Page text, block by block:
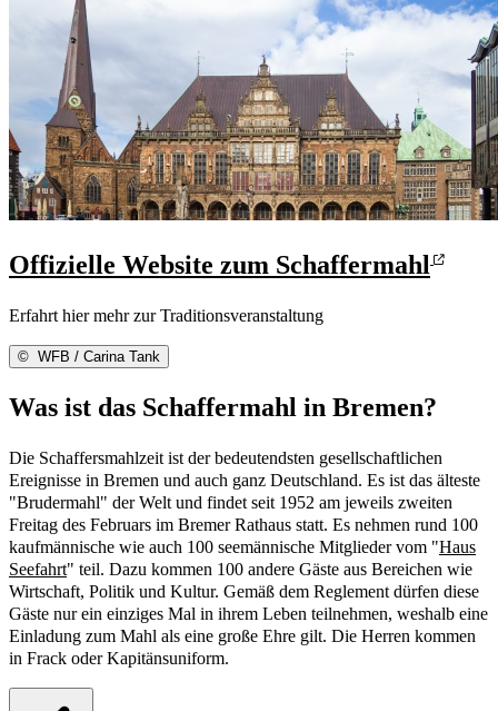
Offizielle Website zum Schaffermahl
Erfahrt hier mehr zur Traditionsveranstaltung
© WFB / Carina Tank
Was ist das Schaffermahl in Bremen?
Die Schaffersmahlzeit ist der bedeutendsten gesellschaftlichen
Ereignisse in Bremen und auch ganz Deutschland. Es ist das älteste
"Brudermahl" der Welt und findet seit 1952 am jeweils zweiten
Freitag des Februars im Bremer Rathaus statt. Es nehmen rund 100
kaufmännische wie auch 100 seemännische Mitglieder vom "Haus
Seefahrt" teil. Dazu kommen 100 andere Gäste aus Bereichen wie
Wirtschaft, Politik und Kultur. Gemäß dem Reglement dürfen diese
Gäste nur ein einziges Mal in ihrem Leben teilnehmen, weshalb eine
Einladung zum Mahl als eine große Ehre gilt. Die Herren kommen
in Frack oder Kapitänsuniform.